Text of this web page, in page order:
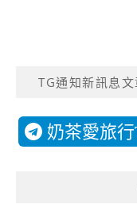
TG通知新訊息
奶茶愛旅